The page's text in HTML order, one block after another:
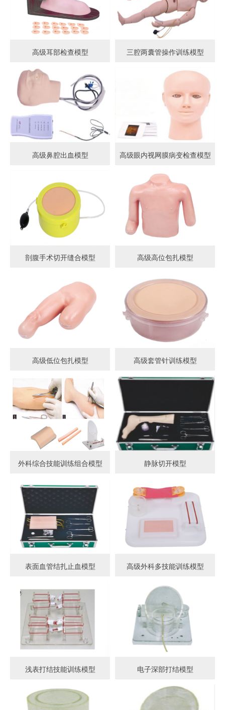
高级耳部检查模型 三腔两囊管操作训练模型
高级鼻腔出血模型 高级眼内视网膜病变检查模型
剖腹手术切开缝合模型 高级高位包扎模型
高级低位包扎模型 高级套管针训练模型
外科综合技能训练组合模型 静脉切开模型
表面血管结扎止血模型 高级外科多技能训练模型
浅表打结技能训练模型 电子深部打结模型